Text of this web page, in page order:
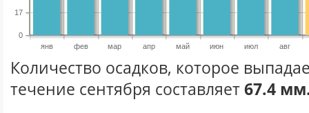
янв фев мар апр май июн июл авг
0
17
Количество осадков, которое
течение сентября составляет67.4